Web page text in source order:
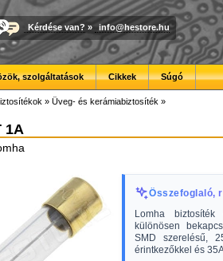
Kérdése van? » info@hestore.hu
szolgáltatások Cikkek Súgó
» Üveg- és kerámiabiztosíték »
1A
Összefoglaló,
Lomha biztosíték
különösen
SMD szerelésű,
érintkezőkkel és